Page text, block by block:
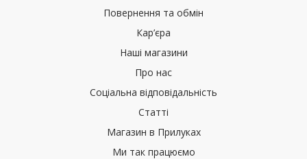
Повернення та обмін
Кар’єра
Наші магазини
Про нас
Соціальна відповідальність
Статті
Магазин в Прилуках
Ми так працюємо